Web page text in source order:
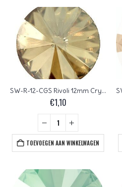
SW-R-12-CGS Rivoli 12mm Crystal Golden Shadow
€1,10
TOEVOEGEN AAN WINKELWAGEN